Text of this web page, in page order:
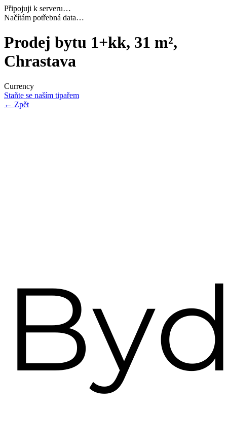
Připojuji k serveru…
Dokončuji inicializaci…
Prodej bytu 1+kk, 31 m²,
Chrastava
Currency
Staňte se naším tipařem
← Zpět